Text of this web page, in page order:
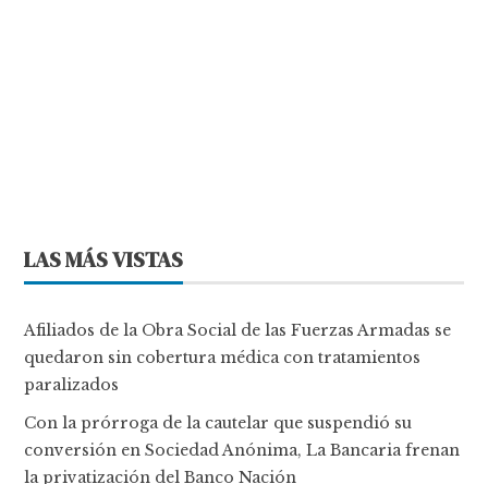
LAS MÁS VISTAS
Afiliados de la Obra Social de las Fuerzas Armadas se
quedaron sin cobertura médica con tratamientos
paralizados
Con la prórroga de la cautelar que suspendió su
conversión en Sociedad Anónima, La Bancaria frenan
la privatización del Banco Nación